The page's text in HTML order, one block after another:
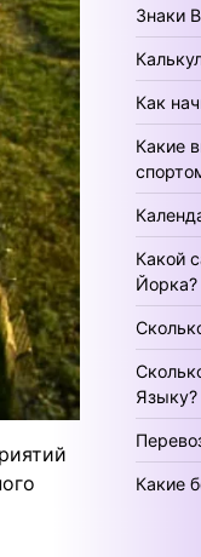
Знаки
Как
Какие
Какой
Йорка?
Языку?
Какие